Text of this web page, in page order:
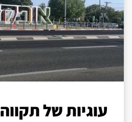
עוגיות של תקווה